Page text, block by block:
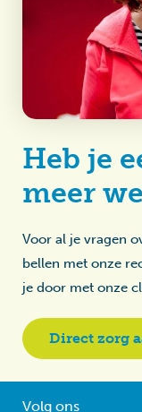
Heb je
meer
Voor al je vragen
bellen met onze
je door met onze
Direct zorg
Volg ons